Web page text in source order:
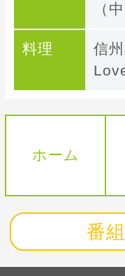
（
料理
信
ホーム
番